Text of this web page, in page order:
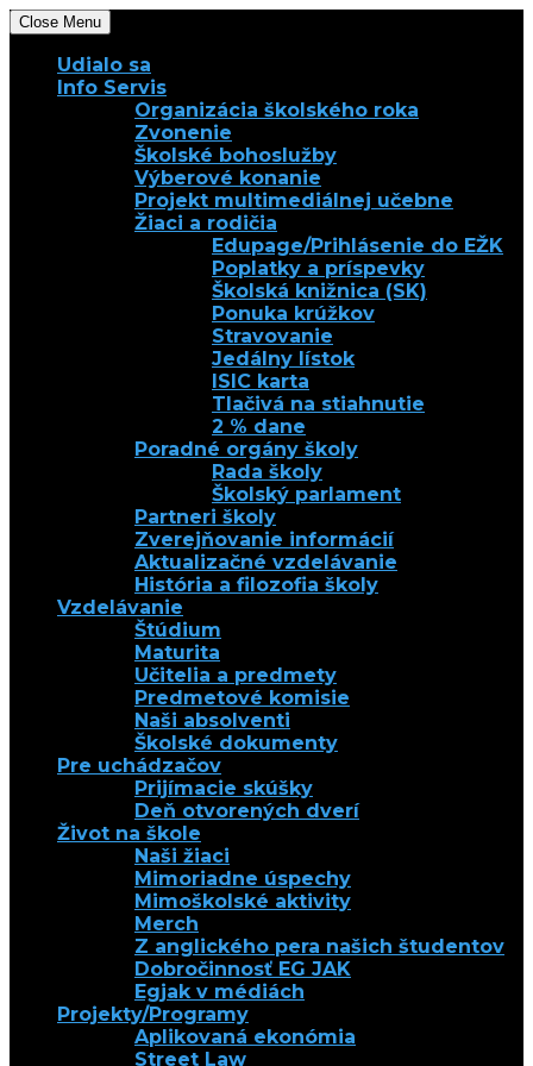
Close Menu
Udialo sa
Info Servis
Organizácia školského roka
Zvonenie
Školské bohoslužby
Výberové konanie
Projekt multimediálnej učebne
Žiaci a rodičia
Edupage/Prihlásenie do EŽK
Poplatky a príspevky
Školská knižnica (SK)
Ponuka krúžkov
Stravovanie
Jedálny lístok
ISIC karta
Tlačivá na stiahnutie
2 % dane
Poradné orgány školy
Rada školy
Školský parlament
Partneri školy
Zverejňovanie informácií
Aktualizačné vzdelávanie
História a filozofia školy
Vzdelávanie
Štúdium
Maturita
Učitelia a predmety
Predmetové komisie
Naši absolventi
Školské dokumenty
Pre uchádzačov
Prijímacie skúšky
Deň otvorených dverí
Život na škole
Naši žiaci
Mimoriadne úspechy
Mimoškolské aktivity
Merch
Z anglického pera našich študentov
Dobročinnosť EG JAK
Egjak v médiách
Projekty/Programy
Aplikovaná ekonómia
Street Law